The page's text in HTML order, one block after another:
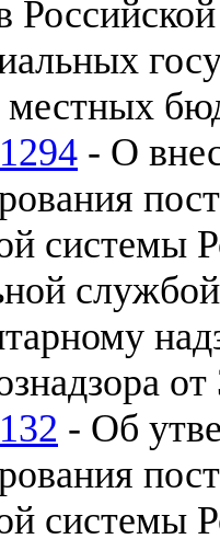
местных
- О
системы
- Об
системы